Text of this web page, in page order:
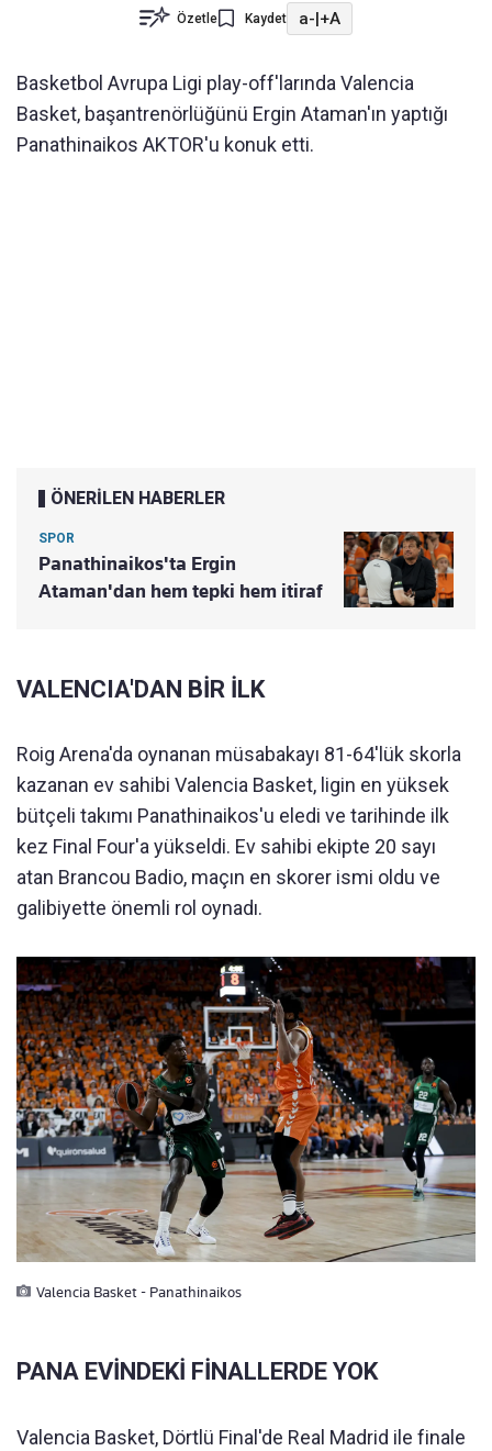
Özetle Kaydet a-|+A
Basketbol Avrupa Ligi play-off'larında Valencia
Basket, başantrenörlüğünü Ergin Ataman'ın yaptığı
Panathinaikos AKTOR'u konuk etti.
ÖNERİLEN HABERLER
SPOR
Panathinaikos'ta Ergin
Ataman'dan hem tepki hem itiraf
VALENCIA'DAN BİR İLK
Roig Arena'da oynanan müsabakayı 81-64'lük skorla
kazanan ev sahibi Valencia Basket, ligin en yüksek
bütçeli takımı Panathinaikos'u eledi ve tarihinde ilk
kez Final Four'a yükseldi. Ev sahibi ekipte 20 sayı
atan Brancou Badio, maçın en skorer ismi oldu ve
galibiyette önemli rol oynadı.
Valencia Basket - Panathinaikos
PANA EVİNDEKİ FİNALLERDE YOK
Valencia Basket, Dörtlü Final'de Real Madrid ile finale